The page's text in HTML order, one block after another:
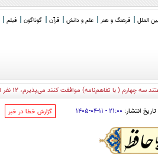
الملل فرهنگ و هنر علم و دانش قرآن گوناگون فیلم
تاریخ انتشار: ۲۱:۰۰ - ۱۱-۰۴-۱۴۰۵ ‌گزارش خطا در خبر